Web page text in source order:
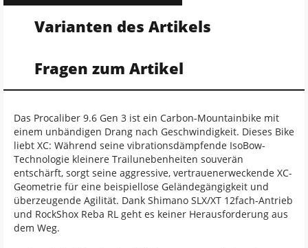
Varianten des Artikels
Fragen zum Artikel
Das Procaliber 9.6 Gen 3 ist ein Carbon-Mountainbike mit
einem unbändigen Drang nach Geschwindigkeit. Dieses Bike
liebt XC: Während seine vibrationsdämpfende IsoBow-
Technologie kleinere Trailunebenheiten souverän
entschärft, sorgt seine aggressive, vertrauenerweckende XC-
Geometrie für eine beispiellose Geländegängigkeit und
überzeugende Agilität. Dank Shimano SLX/XT 12fach-Antrieb
und RockShox Reba RL geht es keiner Herausforderung aus
dem Weg.